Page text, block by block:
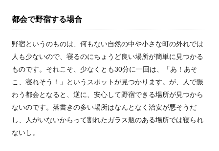
都会で野宿する場合
野宿というのものは、何もない自然の中や小さな町の外れでは
人も少ないので、寝るのにちょうど良い場所が簡単に見つかる
ものです。それこそ、少なくとも30分に一回は、「あ！あそ
こ、寝れそう！」というスポットが見つかります。が、人で賑
わう都会となると、逆に、安心して野宿できる場所が見つから
ないのです。落書きの多い場所はなんとなく治安が悪そうだ
し、人がいないからって割れたガラス瓶のある場所では寝られ
ないし。